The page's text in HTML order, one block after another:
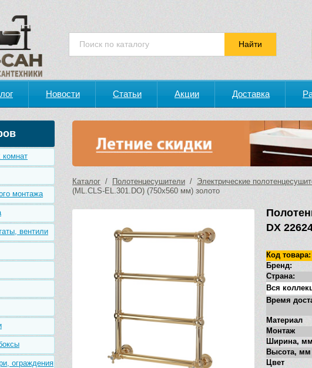
Новости Статьи Акции Доставка
монтажа
вентили
ограждения
Каталог / Полотенцесушители / Электрические
(ML.CLS-EL.301.DO) (750х560 мм) золото
DX
Код товара:
Бренд:
Страна:
Вся
Время
Материал
Монтаж
Ширина, мм
Высота, мм
Цвет